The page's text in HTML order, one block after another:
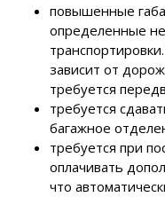
повышенные
определенные
зависит от
требуется
требуется
багажное
требуется при
оплачивать
что